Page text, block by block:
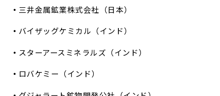
三井金属鉱業株式会社（日本）
バイザッグケミカル（インド）
スターアースミネラルズ（インド）
ロバケミー（インド）